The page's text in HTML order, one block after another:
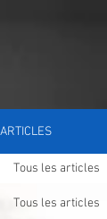
ARTICLES
Tous les articles
Tous les articles